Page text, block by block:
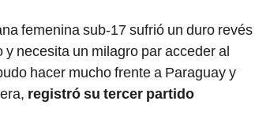
femenina sub-17 sufrió un duro revés
necesita un milagro par acceder al
hacer mucho frente a Paraguay y
registró su tercer partido